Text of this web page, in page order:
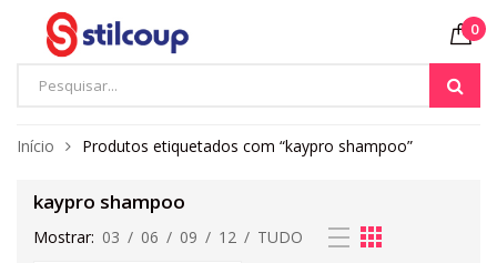
0
Início Produtos etiquetados com “kaypro shampoo”
kaypro shampoo
Mostrar: 03 / 06 / 09 / 12 / TUDO